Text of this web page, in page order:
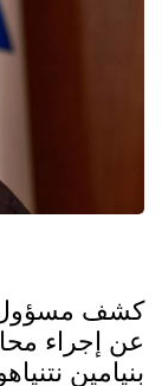
كشف مسؤول
عن إجراء
بنيامين